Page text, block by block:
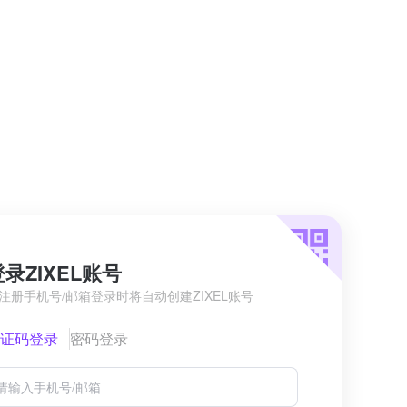
录ZIXEL账号
册手机号/邮箱登录时将自动创建ZIXEL账号
码登录 密码登录